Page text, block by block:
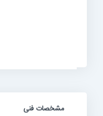
تصاویرمشخصات فنی